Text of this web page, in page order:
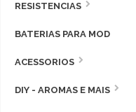
RESISTENCIAS
BATERIAS PARA MOD
ACESSORIOS
DIY - AROMAS E MAIS